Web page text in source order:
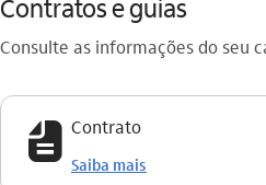
Contratos e guias
Consulte as informações do seu
icon-itaufonts_fatura icon Contrato
Saiba mais